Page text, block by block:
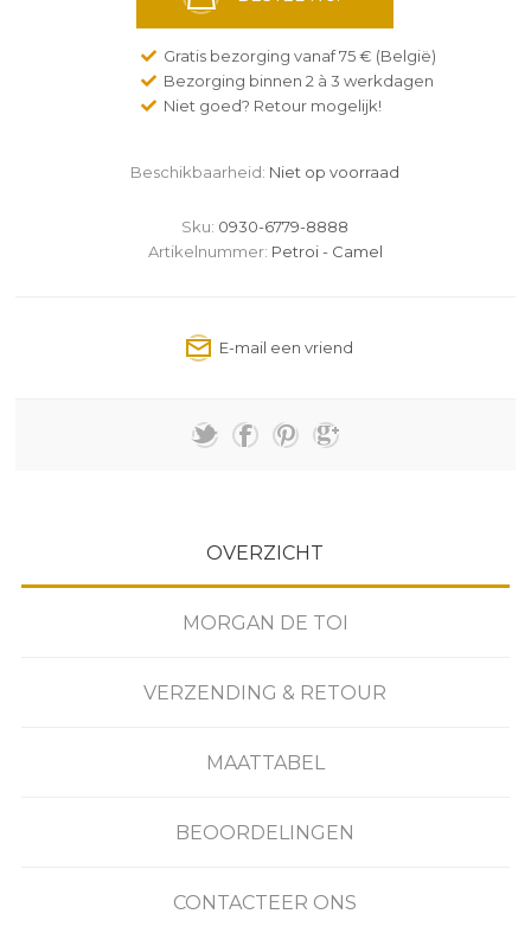
Gratis bezorging vanaf 75 € (België)
Bezorging binnen 2 à 3 werkdagen
Niet goed? Retour mogelijk!
Beschikbaarheid: Niet op voorraad
Sku: 0930-6779-8888
Artikelnummer: Petroi - Camel
OVERZICHT
MORGAN DE TOI
VERZENDING & RETOUR
MAATTABEL
BEOORDELINGEN
CONTACTEER ONS